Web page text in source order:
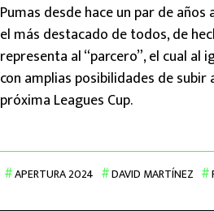
Pumas desde hace un par de
el más destacado de todos, de
representa al “parcero”, el cual al
con amplias posibilidades de
próxima Leagues Cup.
APERTURA 2024 DAVID MARTÍNEZ